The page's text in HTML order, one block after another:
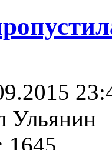
Ульянин
1645